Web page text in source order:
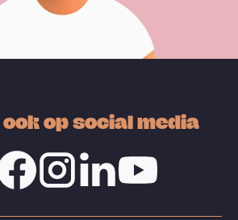
ook op social media